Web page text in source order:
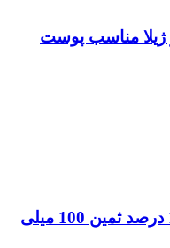
دکتر ژیلا مناسب پوست
کرم نرم کننده اوسرین و اوره 10 درصد ثمین 100 میلی